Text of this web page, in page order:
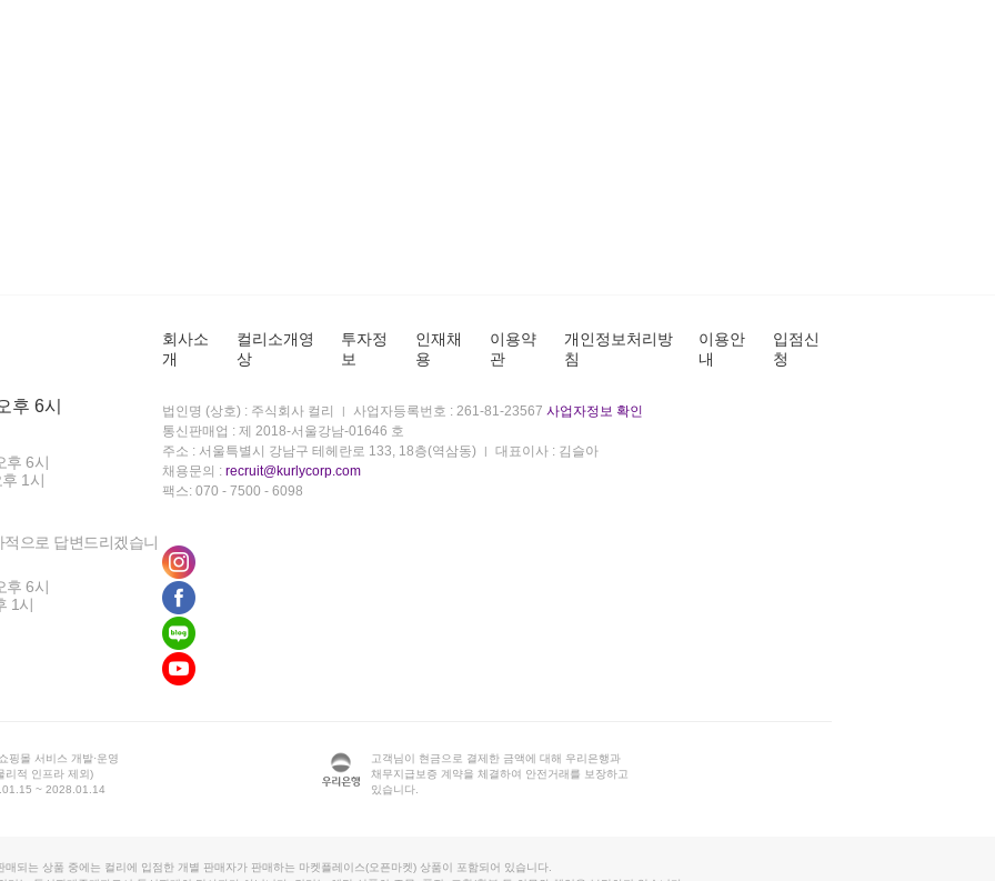
후 6시
후 6시
1시
으로 답변드리겠습니
후 6시
1시
회사소
개
컬리소개영
상
투자정
보
인재채
용
이용약
관
개인정보처리방
침
이용안
내
입점신
청
법인명 (상호) : 주식회사 컬리 사업자등록번호 : 261-81-23567 사업자정보 확인
통신판매업 : 제 2018-서울강남-01646 호
주소 : 서울특별시 강남구 테헤란로 133, 18층(역삼동)
대표이사 : 김슬아
채용문의 : recruit@kurlycorp.com
팩스: 070 - 7500 - 6098
핑몰 서비스 개발·운영
리적 인프라 제외)
~ 2028.01.14
고객님이 현금으로 결제한 금액에 대해 우리은행과
채무지급보증 계약을 체결하여 안전거래를 보장하고
있습니다.
매되는 상품 중에는 컬리에 입점한 개별 판매자가 판매하는 마켓플레이스(오픈마켓) 상품이 포함되어 있습니다.